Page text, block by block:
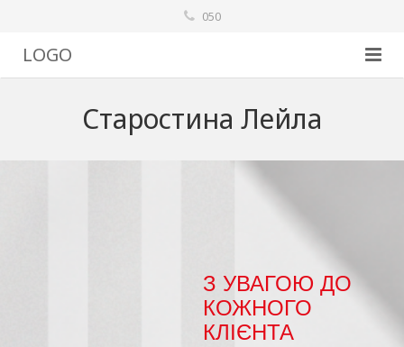
050
LOGO
Старостина Лейла
З УВАГОЮ ДО
КОЖНОГО
КЛІЄНТА